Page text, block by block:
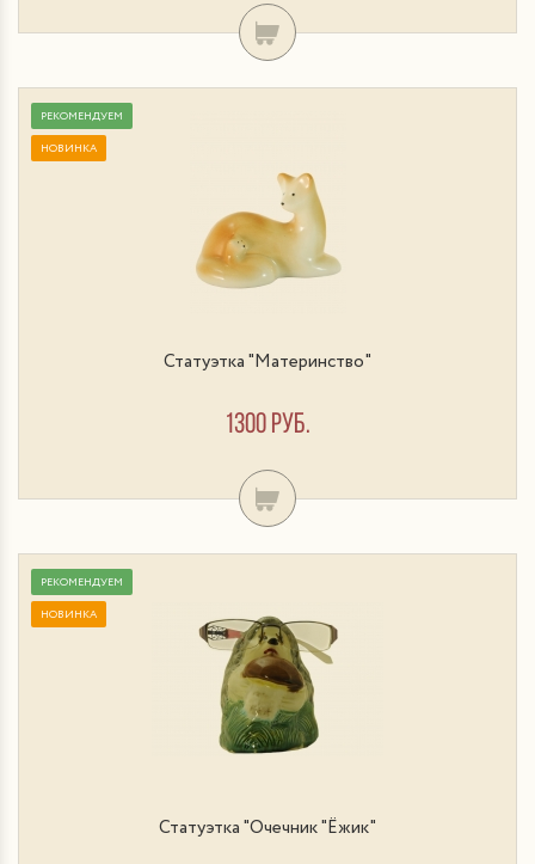
РЕКОМЕНДУЕМ
НОВИНКА
Статуэтка "Материнство"
1300 руб.
РЕКОМЕНДУЕМ
НОВИНКА
Статуэтка "Очечник "Ёжик"